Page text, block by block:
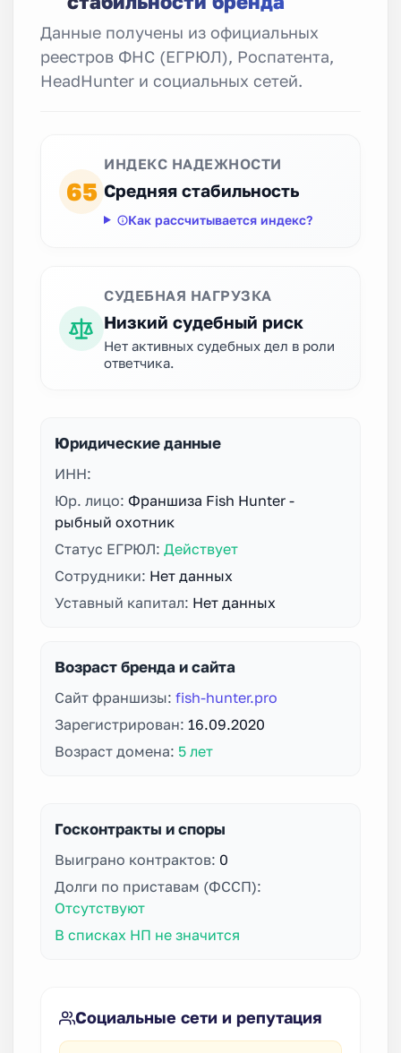
Данные получены из официальных
реестров ФНС (ЕГРЮЛ), Роспатента,
HeadHunter и социальных сетей.
65
ИНДЕКС НАДЕЖНОСТИ
Средняя стабильность
Как рассчитывается индекс?
СУДЕБНАЯ НАГРУЗКА
Низкий судебный риск
Нет активных судебных дел в роли
ответчика.
Юридические данные
ИНН:
Юр. лицо: Франшиза Fish Hunter -
рыбный охотник
Статус ЕГРЮЛ: Действует
Сотрудники: Нет данных
Уставный капитал: Нет данных
Возраст бренда и сайта
Сайт франшизы: fish-hunter.pro
Зарегистрирован: 16.09.2020
Возраст домена: 5 лет
Госконтракты и споры
Выиграно контрактов: 0
Долги по приставам (ФССП):
Отсутствуют
В списках НП не значится
Социальные сети и репутация